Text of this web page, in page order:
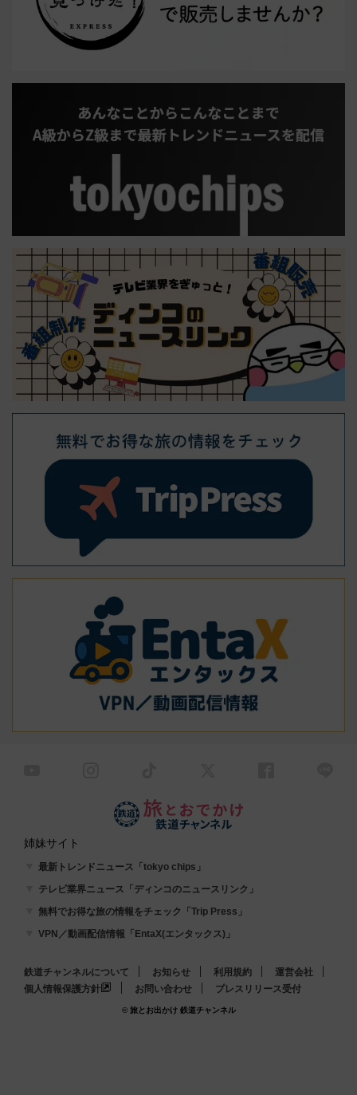
姉妹サイト
最新トレンドニュース「tokyo chips」
テレビ業界ニュース「ディンコのニュースリンク」
無料でお得な旅の情報をチェック「Trip Press」
VPN／動画配信情報「EntaX(エンタックス)」
鉄道チャンネルについて お知らせ 利用規約
運営会社
個人情報保護方針
お問い合わせ プレスリリース受付
© 旅とお出かけ 鉄道チャンネル